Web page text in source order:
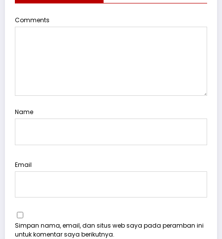
Comments
Name
Email
Simpan nama, email, dan situs web saya pada peramban ini
untuk komentar saya berikutnya.